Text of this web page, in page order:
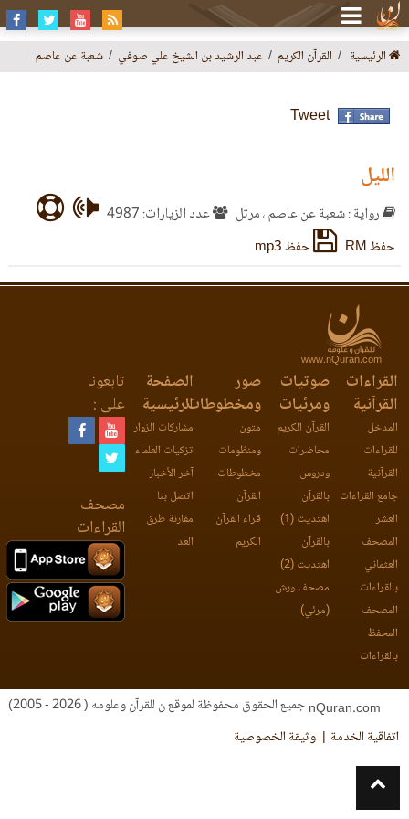
الرئيسية القرآن الكريم عبد الرشيد بن الشيخ علي صوفي شعبة عن عاصم
Tweet
الليل
رواية : شعبة عن عاصم ، مرتل
عدد الزيارات: 4987
حفظ RM
حفظ mp3
www.nQuran.com
القراءات
القرآنية
المدخل
للقراءات
القرآنية
جامع القراءات
العشر
المصحف
العثماني
بالقراءات
المصحف
المحفظ
بالقراءات
صوتيات
ومرئيات
القرآن الكريم
محاضرات
ودروس
بالقرآن
اهتديت (1)
بالقرآن
اهتديت (2)
مصحف ورش
(مرئي)
صور
ومخطوطات
متون
ومنظومات
مخطوطات
القرآن
قراء القرآن
الكريم
الصفحة
الرئيسية
مشاركات الزوار
تزكيات العلماء
آخر الأخبار
اتصل بنا
مقارنة طرق
العد
تابعونا
على :
مصحف
القراءات
جميع الحقوق محفوظة لموقع ن للقرآن وعلومه ( 2026 - 2005)
اتفاقية الخدمة
وثيقة الخصوصية